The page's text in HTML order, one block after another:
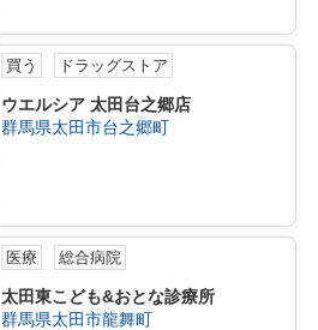
買う ドラッグストア
ウエルシア 太田台之郷店
群馬県太田市台之郷町
医療 総合病院
太田東こども&おとな診療所
群馬県太田市龍舞町